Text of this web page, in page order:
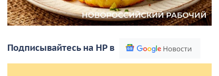
Подписывайтесь на НР в